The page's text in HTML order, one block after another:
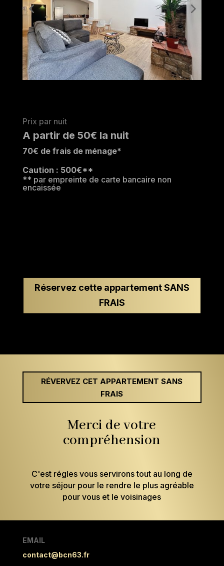
Prix par nuit
A partir de 50€ la nuit
70€ de frais de ménage*
Caution : 500€**
** par empreinte de carte bancaire non
encaissée
Réservez cette appartement SANS
FRAIS
RÉVERVEZ CET APPARTEMENT SANS
FRAIS
Merci de votre
compréhension
C'est régles vous servirons tout au long de
votre séjour pour le rendre le plus agréable
pour vous et le voisinages
EMAIL
contact@bcn63.fr